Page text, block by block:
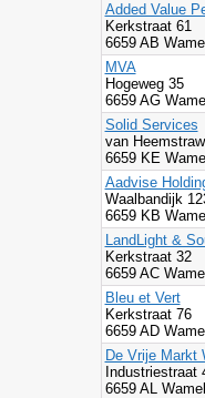
Added Value
Kerkstraat 61
6659 AB
MVA
Hogeweg 35
6659 AG
Solid Services
van
6659 KE
Aadvise
Waalbandijk
6659 KB
LandLight &
Kerkstraat 32
6659 AC
Bleu et Vert
Kerkstraat 76
6659 AD
De Vrije Markt
Industriestraat
6659 AL